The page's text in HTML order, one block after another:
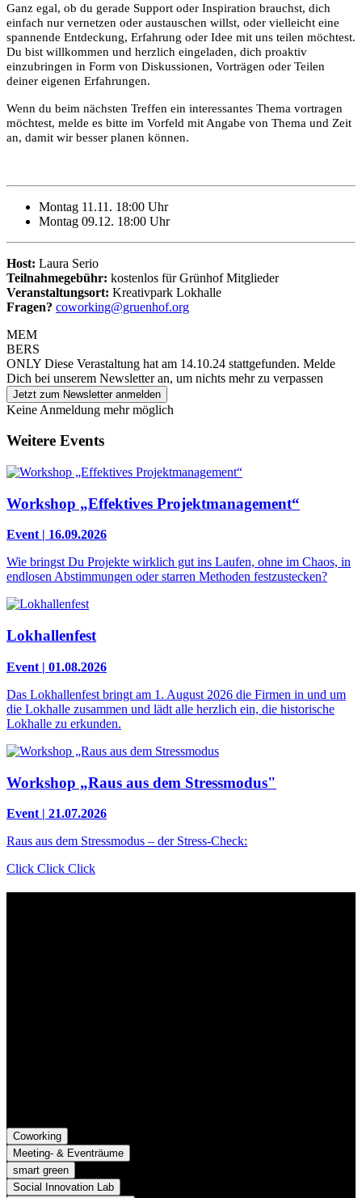
Ganz egal, ob du gerade Support oder Inspiration brauchst, dich
einfach nur vernetzen oder austauschen willst, oder vielleicht eine
spannende Entdeckung, Erfahrung oder Idee mit uns teilen möchtest.
Du bist willkommen und herzlich eingeladen, dich proaktiv
einzubringen in Form von Diskussionen, Vorträgen oder Teilen
deiner eigenen Erfahrungen.
Wenn du beim nächsten Treffen ein interessantes Thema vortragen
möchtest, melde es bitte im Vorfeld mit Angabe von Thema und Zeit
an, damit wir besser planen können.
Montag 11.11. 18:00 Uhr
Montag 09.12. 18:00 Uhr
Host: Laura Serio
Teilnahmegebühr: kostenlos für Grünhof Mitglieder
Veranstaltungsort: Kreativpark Lokhalle
Fragen? coworking@gruenhof.org
MEM
BERS
ONLY Diese Verastaltung hat am 14.10.24 stattgefunden. Melde
Dich bei unserem Newsletter an, um nichts mehr zu verpassen
Jetzt zum Newsletter anmelden
Keine Anmeldung mehr möglich
Weitere Events
Workshop „Effektives Projektmanagement“
Event | 16.09.2026
Wie bringst Du Projekte wirklich gut ins Laufen, ohne im Chaos, in
endlosen Abstimmungen oder starren Methoden festzustecken?
Lokhallenfest
Event | 01.08.2026
Das Lokhallenfest bringt am 1. August 2026 die Firmen in und um
die Lokhalle zusammen und lädt alle herzlich ein, die historische
Lokhalle zu erkunden.
Workshop „Raus aus dem Stressmodus"
Event | 21.07.2026
Raus aus dem Stressmodus – der Stress-Check:
Click Click Click
Coworking
Meeting- & Eventräume
smart green
Social Innovation Lab